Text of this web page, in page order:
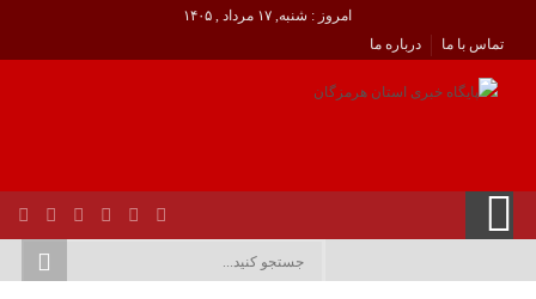
امروز : شنبه, ۱۷ مرداد , ۱۴۰۵
تماس با ما
درباره ما